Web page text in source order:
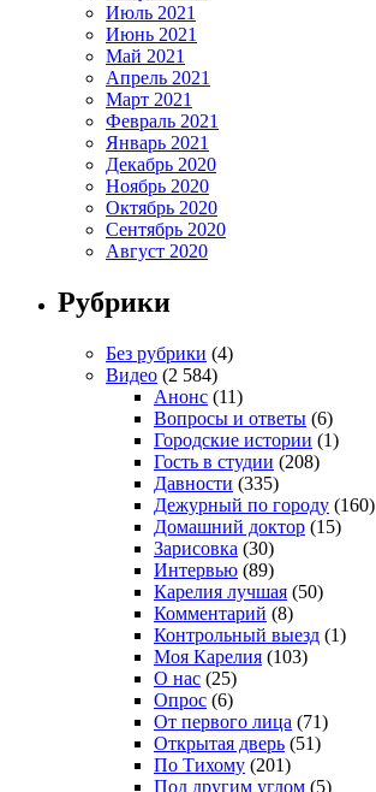
Июль 2021
Июнь 2021
Май 2021
Апрель 2021
Март 2021
Февраль 2021
Январь 2021
Декабрь 2020
Ноябрь 2020
Октябрь 2020
Сентябрь 2020
Август 2020
Рубрики
Без рубрики (4)
Видео (2 584)
Анонс (11)
Вопросы и ответы (6)
Городские истории (1)
Гость в студии (208)
Давности (335)
Дежурный по городу (160)
Домашний доктор (15)
Зарисовка (30)
Интервью (89)
Карелия лучшая (50)
Комментарий (8)
Контрольный выезд (1)
Моя Карелия (103)
О нас (25)
Опрос (6)
От первого лица (71)
Открытая дверь (51)
По Тихому (201)
Под другим углом (5)